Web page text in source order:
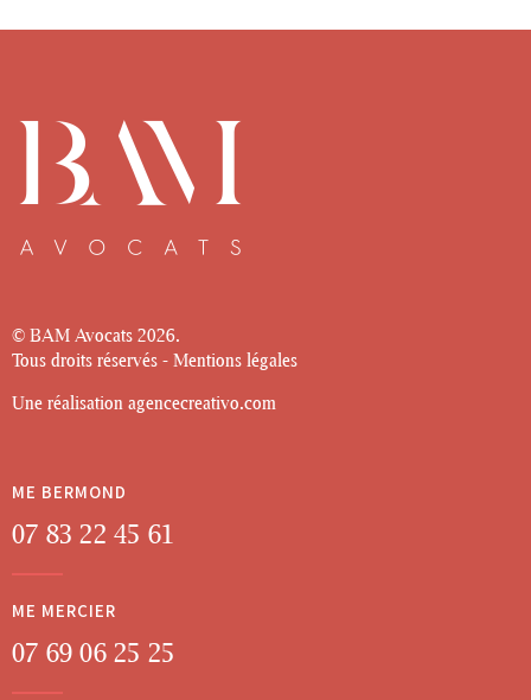
© BAM Avocats 2026.
Tous droits réservés - Mentions légales
Une réalisation agencecreativo.com
ME BERMOND
07 83 22 45 61
ME MERCIER
07 69 06 25 25